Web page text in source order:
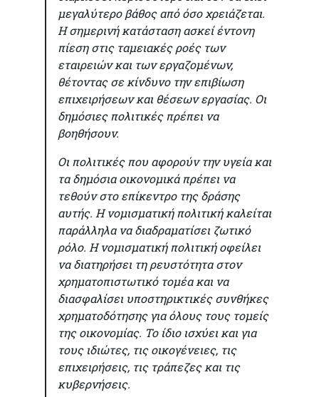
μεγαλύτερο βάθος από όσο χρειάζεται.
Η σημερινή κατάσταση ασκεί έντονη
πίεση στις ταμειακές ροές των
εταιρειών και των εργαζομένων,
θέτοντας σε κίνδυνο την επιβίωση
επιχειρήσεων και θέσεων εργασίας. Οι
δημόσιες πολιτικές πρέπει να
βοηθήσουν.
Οι πολιτικές που αφορούν την υγεία και
τα δημόσια οικονομικά πρέπει να
τεθούν στο επίκεντρο της δράσης
αυτής. Η νομισματική πολιτική καλείται
παράλληλα να διαδραματίσει ζωτικό
ρόλο. Η νομισματική πολιτική οφείλει
να διατηρήσει τη ρευστότητα στον
χρηματοπιστωτικό τομέα και να
διασφαλίσει υποστηρικτικές συνθήκες
χρηματοδότησης για όλους τους τομείς
της οικονομίας. Το ίδιο ισχύει και για
τους ιδιώτες, τις οικογένειες, τις
επιχειρήσεις, τις τράπεζες και τις
κυβερνήσεις.